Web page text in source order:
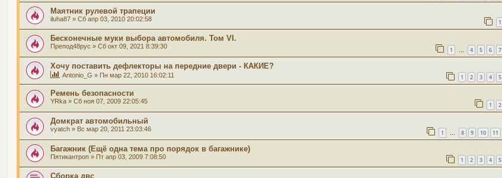
Маятник рулевой трапеции
iluha87 » Сб апр 03, 2010 20:02:58 1
Бесконечные муки выбора автомобиля. Том VI.
Препод48рус » Сб окт 09, 2021 8:39:30 1 … 4 5 6 7
Хочу поставить дефлекторы на передние двери - КАКИЕ?
Antonio_G » Пн мар 22, 2010 16:02:11 1 2 3 4 5
Ремень безопасности
YRka » Сб ноя 07, 2009 22:05:45 1 2
Домкрат автомобильный
vyatch » Вс мар 20, 2011 23:03:46 1 … 8 9 10 11
Багажник (Ещё одна тема про порядок в багажнике)
Пятикантроп » Пт апр 03, 2009 7:08:50 1 2 3 4 5
Сборка двс